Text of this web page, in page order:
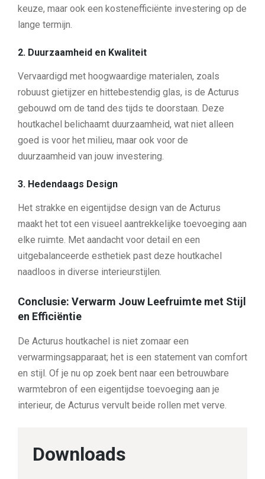
keuze, maar ook een kostenefficiënte investering op de
lange termijn.
2. Duurzaamheid en Kwaliteit
Vervaardigd met hoogwaardige materialen, zoals
robuust gietijzer en hittebestendig glas, is de Acturus
gebouwd om de tand des tijds te doorstaan. Deze
houtkachel belichaamt duurzaamheid, wat niet alleen
goed is voor het milieu, maar ook voor de
duurzaamheid van jouw investering.
3. Hedendaags Design
Het strakke en eigentijdse design van de Acturus
maakt het tot een visueel aantrekkelijke toevoeging aan
elke ruimte. Met aandacht voor detail en een
uitgebalanceerde esthetiek past deze houtkachel
naadloos in diverse interieurstijlen.
Conclusie: Verwarm Jouw Leefruimte met Stijl
en Efficiëntie
De Acturus houtkachel is niet zomaar een
verwarmingsapparaat; het is een statement van comfort
en stijl. Of je nu op zoek bent naar een betrouwbare
warmtebron of een eigentijdse toevoeging aan je
interieur, de Acturus vervult beide rollen met verve.
Downloads